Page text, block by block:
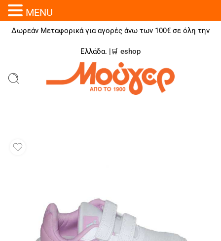
Δωρεάν Μεταφορικά για αγορές άνω των 100€ σε όλη την
Ελλάδα. |🛒 eshop
MENU